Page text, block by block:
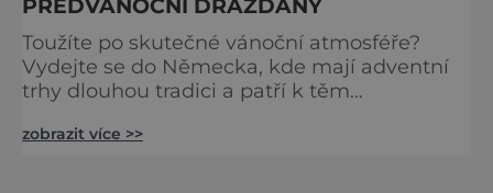
PŘEDVÁNOČNÍ DRÁŽĎANY
Toužíte po skutečné vánoční atmosféře?
Vydejte se do Německa, kde mají adventní
trhy dlouhou tradici a patří k těm
českým hranicím najdete v Drážďanech –
zobrazit více >>